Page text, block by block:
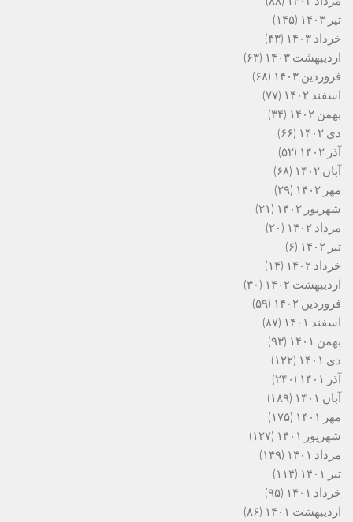
تیر ۱۴۰۳
(۱۴۵)
خرداد ۱۴۰۳
(۴۳)
اردیبهشت ۱۴۰۳
(۶۳)
فروردین ۱۴۰۳
(۶۸)
اسفند ۱۴۰۲
(۷۷)
بهمن ۱۴۰۲
(۳۴)
دی ۱۴۰۲
(۶۶)
آذر ۱۴۰۲
(۵۲)
آبان ۱۴۰۲
(۶۸)
مهر ۱۴۰۲
(۲۹)
شهریور ۱۴۰۲
(۲۱)
مرداد ۱۴۰۲
(۲۰)
تیر ۱۴۰۲
(۶)
خرداد ۱۴۰۲
(۱۴)
اردیبهشت ۱۴۰۲
(۳۰)
فروردین ۱۴۰۲
(۵۹)
اسفند ۱۴۰۱
(۸۷)
بهمن ۱۴۰۱
(۹۳)
دی ۱۴۰۱
(۱۲۲)
آذر ۱۴۰۱
(۲۴۰)
آبان ۱۴۰۱
(۱۸۹)
مهر ۱۴۰۱
(۱۷۵)
شهریور ۱۴۰۱
(۱۲۷)
مرداد ۱۴۰۱
(۱۴۹)
تیر ۱۴۰۱
(۱۱۴)
خرداد ۱۴۰۱
(۹۵)
اردیبهشت ۱۴۰۱
(۸۶)